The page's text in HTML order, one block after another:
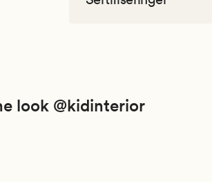
look @kidinterior